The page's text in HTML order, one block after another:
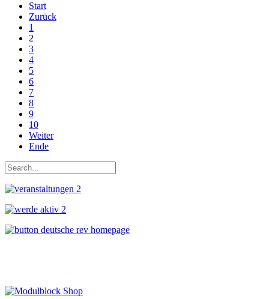
Start
Zurück
1
2
3
4
5
6
7
8
9
10
Weiter
Ende